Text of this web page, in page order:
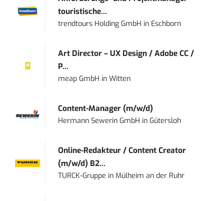
touristische...
trendtours Holding GmbH in Eschborn
Art Director – UX Design / Adobe CC /
P...
meap GmbH inWitten
Content-Manager (m/w/d)
Hermann Sewerin GmbH inGütersloh
Online-Redakteur / Content Creator
(m/w/d) B2...
TURCK-Gruppe inMülheim an der Ruhr